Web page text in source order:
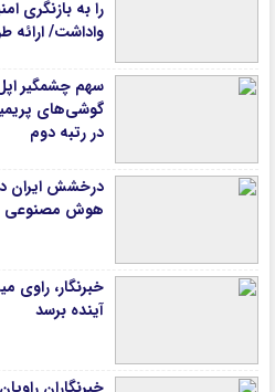
را به بازنگری
سهم چشمگیر اپل
گوشی‌های
در رتبه دوم
درخشش ایران
هوش مصنوعی
خبرنگار، راوی
آینده برسد